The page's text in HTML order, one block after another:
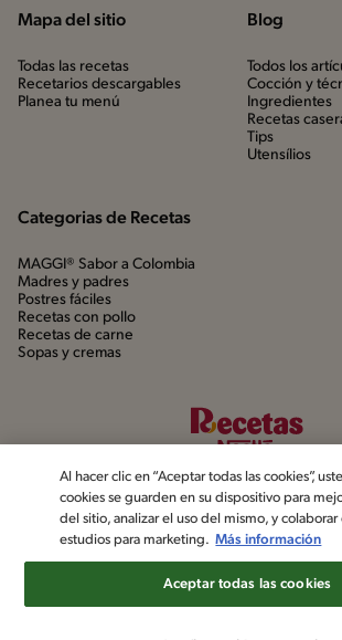
Mapa del sitio
Todas las recetas
Recetarios descargables
Planea tu menú
Blog
Todos los
Cocción y
Ingredientes
Recetas
Tips
Utensílios
Categorias de Recetas
MAGGI® Sabor a Colombia
Madres y padres
Postres fáciles
Recetas con pollo
Recetas de carne
Sopas y cremas
©2022, Nestlé. Marcas registradas por Société
Al hacer clic en “Aceptar todas las cookies”,
cookies se guarden en su dispositivo para
del sitio, analizar el uso del mismo, y colaborar
estudios para marketing. Más información
Aceptar todas las cookies